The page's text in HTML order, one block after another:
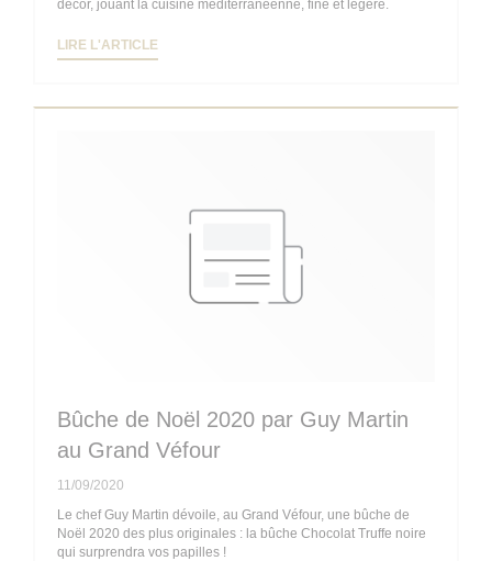
décor, jouant la cuisine méditerranéenne, fine et légère.
LIRE L'ARTICLE
Bûche de Noël 2020 par Guy Martin
au Grand Véfour
11/09/2020
Le chef Guy Martin dévoile, au Grand Véfour, une bûche de
Noël 2020 des plus originales : la bûche Chocolat Truffe noire
qui surprendra vos papilles !